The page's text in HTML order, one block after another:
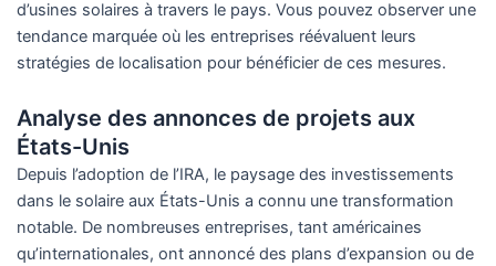
d’usines solaires à travers le pays. Vous pouvez observer une
tendance marquée où les entreprises réévaluent leurs
stratégies de localisation pour bénéficier de ces mesures.
Analyse des annonces de projets aux
États-Unis
Depuis l’adoption de l’IRA, le paysage des investissements
dans le solaire aux États-Unis a connu une transformation
notable. De nombreuses entreprises, tant américaines
qu’internationales, ont annoncé des plans d’expansion ou de